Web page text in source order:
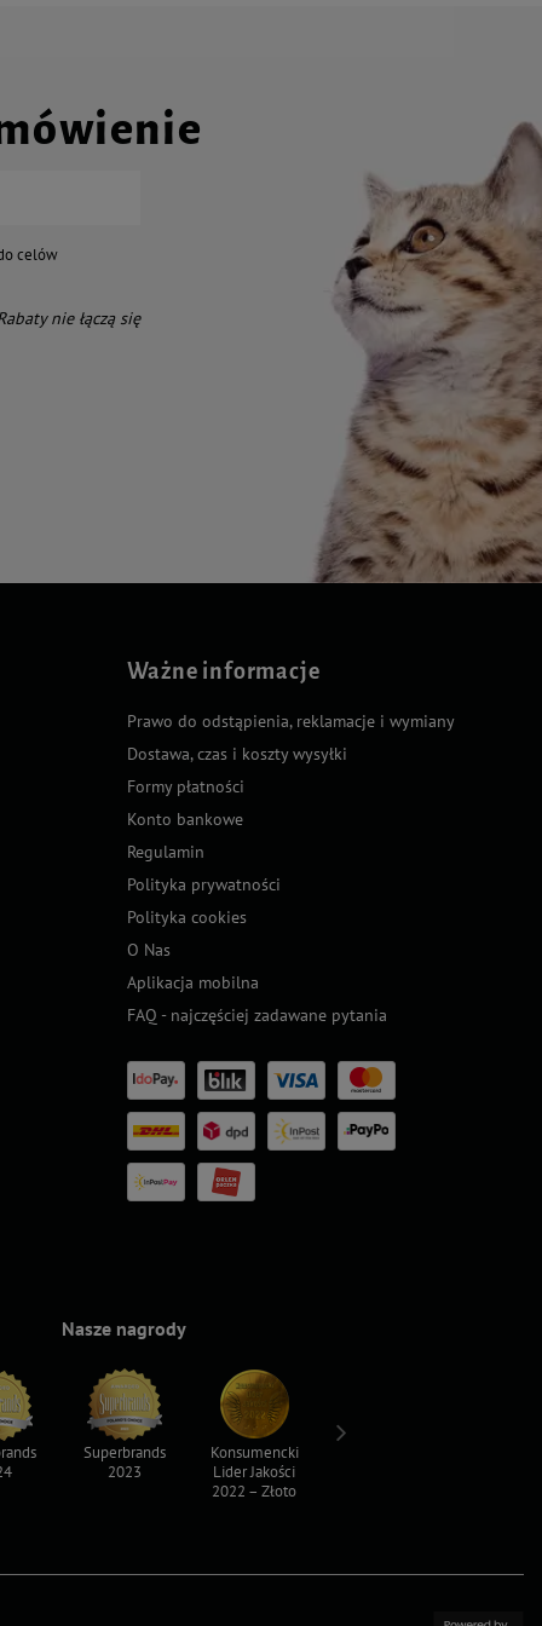
celów
nie łączą się
Ważne informacje
Prawo do odstąpienia, reklamacje i wymiany
Dostawa, czas i koszty wysyłki
Formy płatności
Konto bankowe
Regulamin
Polityka prywatności
Polityka cookies
O Nas
Aplikacja mobilna
FAQ - najczęściej zadawane pytania
Nasze nagrody
Superbrands
2023
Konsumencki
Lider Jakości
2022 – Złoto